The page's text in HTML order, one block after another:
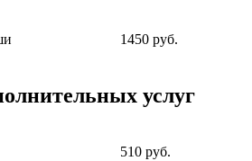
1450 руб.
услуг
510 руб.